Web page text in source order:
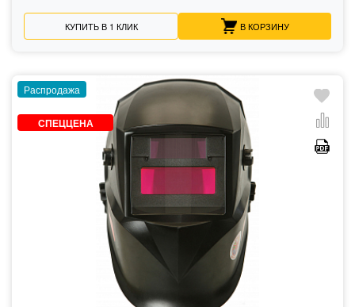
КУПИТЬ В 1 КЛИК В КОРЗИНУ
Распродажа
СПЕЦЦЕНА